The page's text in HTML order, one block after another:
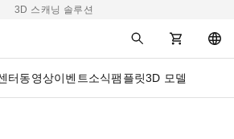
3D 스캐닝 솔루션
터동영상이벤트소식팸플릿3D 모델